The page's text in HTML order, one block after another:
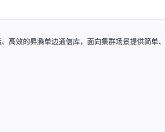
高效的昇腾单边通信库，面向集群场景提供简单